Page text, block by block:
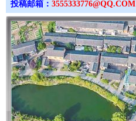
投稿邮箱： 3555333776@QQ.COM